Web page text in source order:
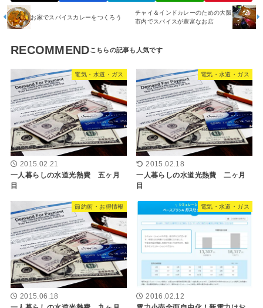
お家でスパイスカレーをつくろう
チャイ＆インドカレーのための大阪
市内でスパイスが豊富なお店
RECOMMEND
電気・水道・ガス
2015.02.21
一人暮らしの水道光熱費 五ヶ月
目
電気・水道・ガス
2015.02.18
一人暮らしの水道光熱費 二ヶ月
目
節約術・お得情報
2015.06.18
電気・水道・ガス
2016.02.12